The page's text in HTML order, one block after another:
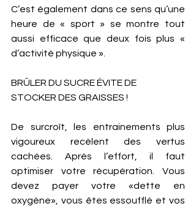
C’est également dans ce sens qu’une
heure de « sport » se montre tout
aussi efficace que deux fois plus «
d’activité physique ».
BRÛLER DU SUCRE ÉVITE DE
STOCKER DES GRAISSES !
De surcroît, les entrainements plus
vigoureux recèlent des vertus
cachées. Après l’effort, il faut
optimiser votre récupération. Vous
devez payer votre «dette en
oxygène», vous êtes essoufflé et vos